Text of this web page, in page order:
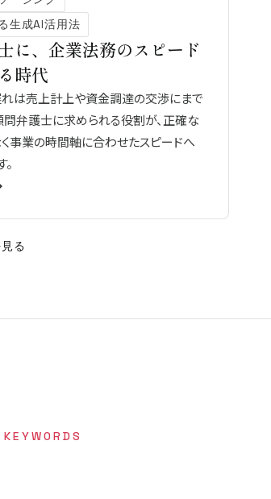
生成AI活用法
に、企業法務のスピード
時代
は売上計上や資金調達の交渉にまで
問弁護士に求められる役割が、正確な
事業の時間軸に合わせたスピードへ
る